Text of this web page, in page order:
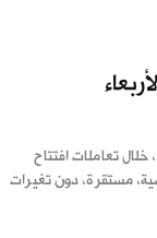
تعاملات افتتاح
مستقرة، دون تغيرات